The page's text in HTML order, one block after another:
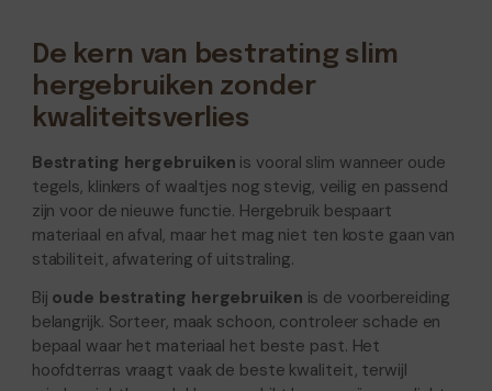
De kern van bestrating slim
hergebruiken zonder
kwaliteitsverlies
Bestrating hergebruiken is vooral slim wanneer oude
tegels, klinkers of waaltjes nog stevig, veilig en passend
zijn voor de nieuwe functie. Hergebruik bespaart
materiaal en afval, maar het mag niet ten koste gaan van
stabiliteit, afwatering of uitstraling.
Bij oude bestrating hergebruiken is de voorbereiding
belangrijk. Sorteer, maak schoon, controleer schade en
bepaal waar het materiaal het beste past. Het
hoofdterras vraagt vaak de beste kwaliteit, terwijl